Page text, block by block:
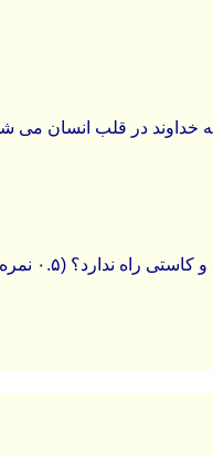
در قلب انسان می شود؟ (۰.۵
راه ندارد؟ (۰.۵ نمره)